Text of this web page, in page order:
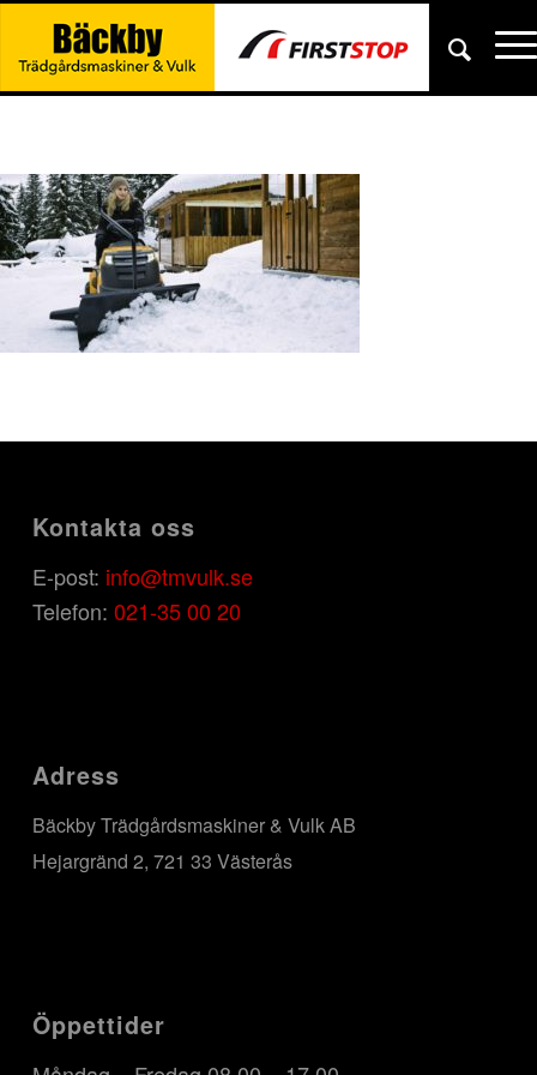
Kontakta oss
E-post: info@tmvulk.se
Telefon: 021-35 00 20
Adress
Bäckby Trädgårdsmaskiner & Vulk AB
Hejargränd 2, 721 33 Västerås
Öppettider